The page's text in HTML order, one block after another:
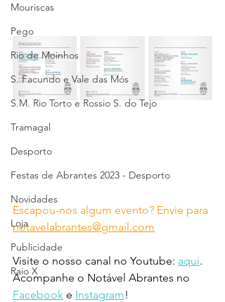
Mouriscas
Pego
Rio de Moinhos
S. Facundo e Vale das Mós
S.M. Rio Torto e Rossio S. do Tejo
Tramagal
Desporto
Festas de Abrantes 2023 - Desporto
Novidades
Loja
Publicidade
Raio X
Escapou-nos algum evento? Envie para
notavelabrantes@gmail.com
Visite o nosso canal no Youtube: aqui.
Acompanhe o Notável Abrantes no
Facebook e Instagram!